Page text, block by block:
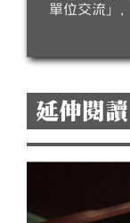
單位交流」
今（6）日
延伸閱讀